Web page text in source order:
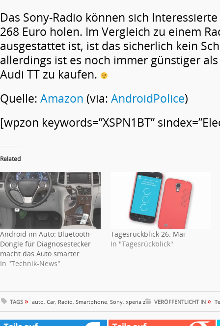
Das Sony-Radio können sich
268 Euro holen. Im Vergleich zu einem
ausgestattet ist, ist das sicherlich kein
allerdings ist es noch immer günstiger
Audi TT zu kaufen.
Quelle: Amazon (via: AndroidPolice)
[wpzon keywords=”XSPN1BT”
Related
Android im Auto: Bluetooth-
Dongle für Diagnosestecker
macht das Auto smarter
In "Technik-News"
Tagesrückblick 26. Mai
In "Tagesrückblick"
TAGS » auto, Car, Radio, Smartphone, Sony, xperia z VERÖFFENTLICHT IN »